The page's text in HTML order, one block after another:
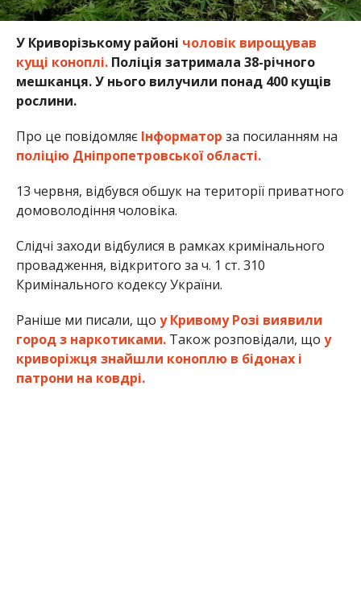
У Криворізькому районі чоловік вирощував
кущі коноплі.Поліція затримала 38-річного
мешканця. У нього вилучили понад 400 кущів
рослини.
Про це повідомляє Інформатор за посиланням на
поліцію Дніпропетровської області.
13 червня, відбувся обшук на території приватного
домоволодіння чоловіка.
Слідчі заходи відбулися в рамках кримінального
провадження, відкритого за ч. 1 ст. 310
Кримінального кодексу України.
Раніше ми писали, що у Кривому Розі виявили
город з наркотиками.Також розповідали, що у
криворіжця знайшли коноплю в бідонах і
патрони на ковдрі.